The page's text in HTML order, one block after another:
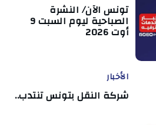
تونس الآن/ النشرة
الصباحية ليوم السبت 9
أوت 2026
الأخبار
شركة النقل بتونس تنتدب..